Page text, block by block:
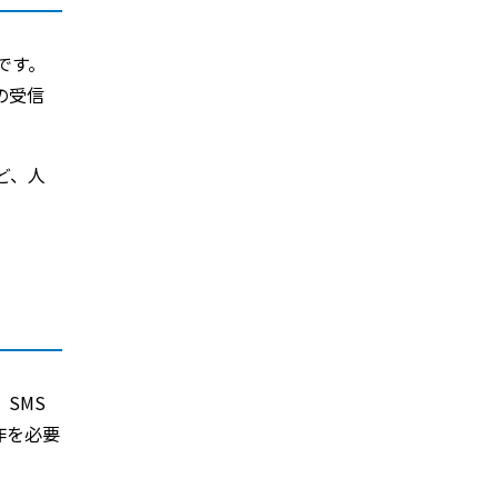
。
受信
、人
SMS
を必要